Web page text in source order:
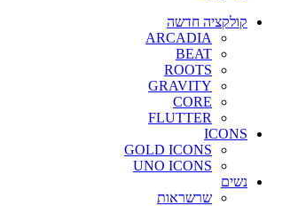
קולקציה חדשה
ARCADIA
BEAT
ROOTS
GRAVITY
CORE
FLUTTER
ICONS
GOLD ICONS
UNO ICONS
נשים
שרשראות